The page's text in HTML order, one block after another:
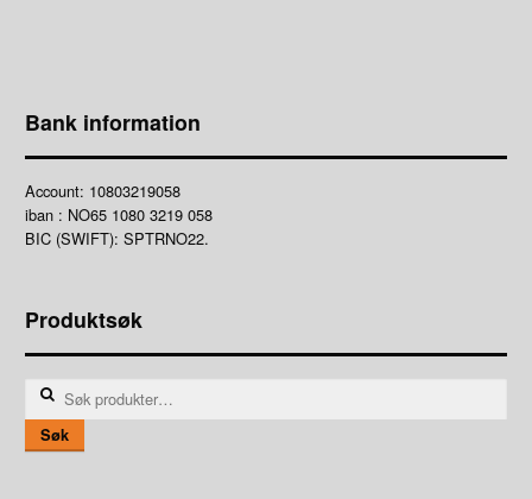
Bank information
Account: 10803219058
iban : NO65 1080 3219 058
BIC (SWIFT): SPTRNO22.
Produktsøk
Søk
Søk